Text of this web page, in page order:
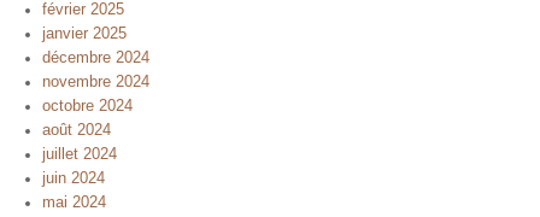
février 2025
janvier 2025
décembre 2024
novembre 2024
octobre 2024
août 2024
juillet 2024
juin 2024
mai 2024